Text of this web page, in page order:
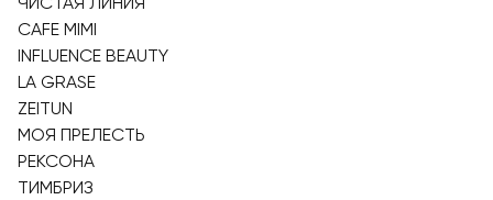
CAFE MIMI
INFLUENCE BEAUTY
LA GRASE
ZEITUN
МОЯ ПРЕЛЕСТЬ
РЕКСОНА
ТИМБРИЗ